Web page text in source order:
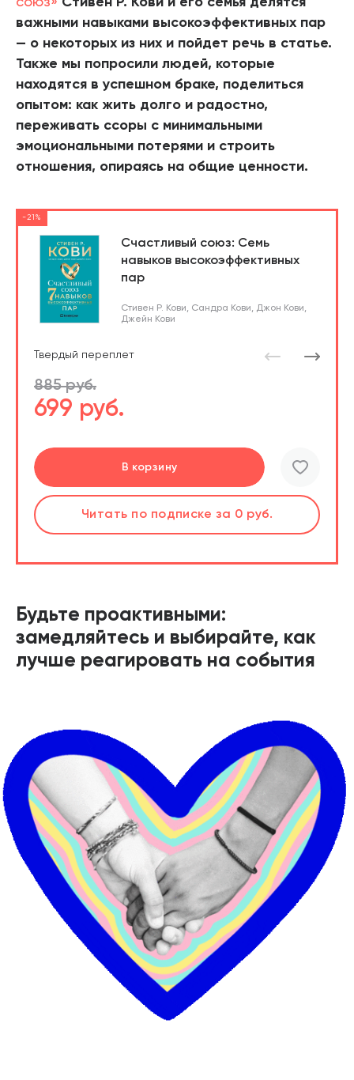
важными навыками высокоэффективных пар
— о некоторых из них и пойдет речь в статье.
Также мы попросили людей, которые
находятся в успешном браке, поделиться
опытом: как жить долго и радостно,
переживать ссоры с минимальными
эмоциональными потерями и строить
отношения, опираясь на общие ценности.
-21%
Счастливый союз: Семь
навыков высокоэффективных
пар
Стивен Р. Кови, Сандра Кови, Джон Кови,
Джейн Кови
Твердый переплет
885 руб.
699 руб.
В корзину
В корзине
Читать по подписке за 0 руб.
Перейти
Читать по подписке за 0 руб.
Перейти
Слушатьпо подпискеза 0 руб.
Будьте проактивными:
замедляйтесь и выбирайте, как
лучше реагировать на события